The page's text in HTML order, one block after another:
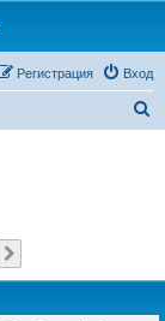
Вход
Регистрация